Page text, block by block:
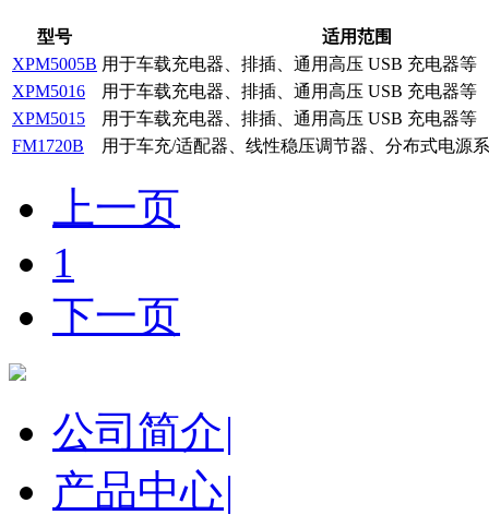
型号
适用范围
XPM5005B 用于车载充电器、排插、通用高压 USB 充电器等
XPM5016
用于车载充电器、排插、通用高压 USB 充电器等
XPM5015
用于车载充电器、排插、通用高压 USB 充电器等
FM1720B
用于车充/适配器、线性稳压调节器、分布式电源
上一页
1
下一页
公司简介|
产品中心|